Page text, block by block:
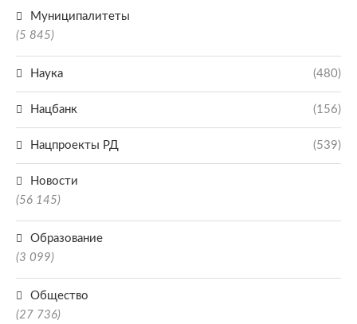
Муниципалитеты
(5 845)
Наука (480)
Нацбанк (156)
Нацпроекты РД (539)
Новости
(56 145)
Образование
(3 099)
Общество
(27 736)